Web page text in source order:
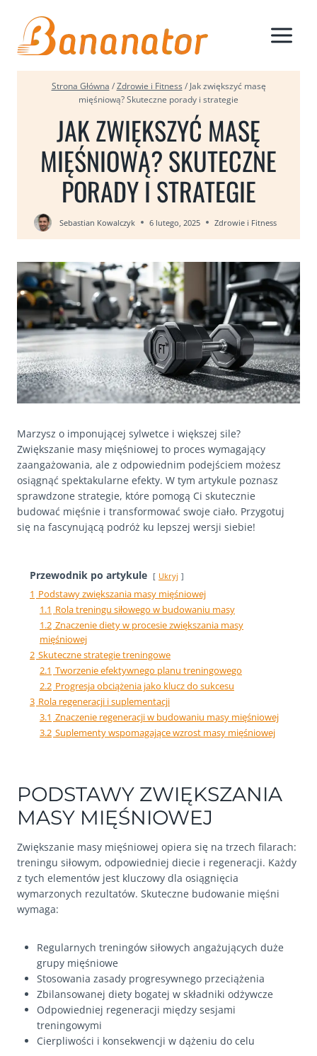
treści
Strona Główna / Zdrowie i Fitness / Jak zwiększyć masę
mięśniową? Skuteczne porady i strategie
JAK ZWIĘKSZYĆ MASĘ
MIĘŚNIOWĄ? SKUTECZNE
PORADY I STRATEGIE
Sebastian Kowalczyk 6 lutego, 2025 Zdrowie i Fitness
Marzysz o imponującej sylwetce i większej sile?
Zwiększanie masy mięśniowej to proces wymagający
zaangażowania, ale z odpowiednim podejściem możesz
osiągnąć spektakularne efekty. W tym artykule poznasz
sprawdzone strategie, które pomogą Ci skutecznie
budować mięśnie i transformować swoje ciało. Przygotuj
się na fascynującą podróż ku lepszej wersji siebie!
Przewodnik po artykule Ukryj
1 Podstawy zwiększania masy mięśniowej
1.1 Rola treningu siłowego w budowaniu masy
1.2 Znaczenie diety w procesie zwiększania masy
mięśniowej
2 Skuteczne strategie treningowe
2.1 Tworzenie efektywnego planu treningowego
2.2 Progresja obciążenia jako klucz do sukcesu
3 Rola regeneracji i suplementacji
3.1 Znaczenie regeneracji w budowaniu masy mięśniowej
3.2 Suplementy wspomagające wzrost masy mięśniowej
PODSTAWY ZWIĘKSZANIA
MASY MIĘŚNIOWEJ
Zwiększanie masy mięśniowej opiera się na trzech filarach:
treningu siłowym, odpowiedniej diecie i regeneracji. Każdy
z tych elementów jest kluczowy dla osiągnięcia
wymarzonych rezultatów. Skuteczne budowanie mięśni
wymaga:
Regularnych treningów siłowych angażujących duże
grupy mięśniowe
Stosowania zasady progresywnego przeciążenia
Zbilansowanej diety bogatej w składniki odżywcze
Odpowiedniej regeneracji między sesjami
treningowymi
Cierpliwości i konsekwencji w dążeniu do celu